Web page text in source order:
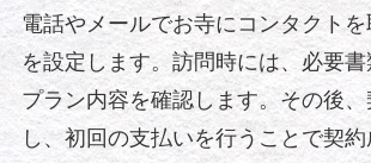
電話やメールでお寺にコンタクトを
を設定します。訪問時には、必要書
プラン内容を確認します。その後、
し、初回の支払いを行うことで契